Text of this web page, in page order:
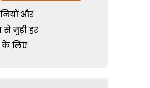
और
जुड़ी हर
के लिए